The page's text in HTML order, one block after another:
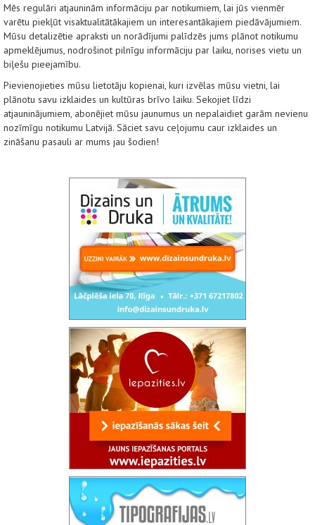
Mēs regulāri atjauninām informāciju par notikumiem, lai jūs vienmēr
varētu piekļūt visaktualitātākajiem un interesantākajiem piedāvājumiem.
Mūsu detalizētie apraksti un norādījumi palīdzēs jums plānot notikumu
apmeklējumus, nodrošinot pilnīgu informāciju par laiku, norises vietu un
biļešu pieejamību.
Pievienojieties mūsu lietotāju kopienai, kuri izvēlas mūsu vietni, lai
plānotu savu izklaides un kultūras brīvo laiku. Sekojiet līdzi
atjauninājumiem, abonējiet mūsu jaunumus un nepalaidiet garām nevienu
nozīmīgu notikumu Latvijā. Sāciet savu ceļojumu caur izklaides un
zināšanu pasauli ar mums jau šodien!